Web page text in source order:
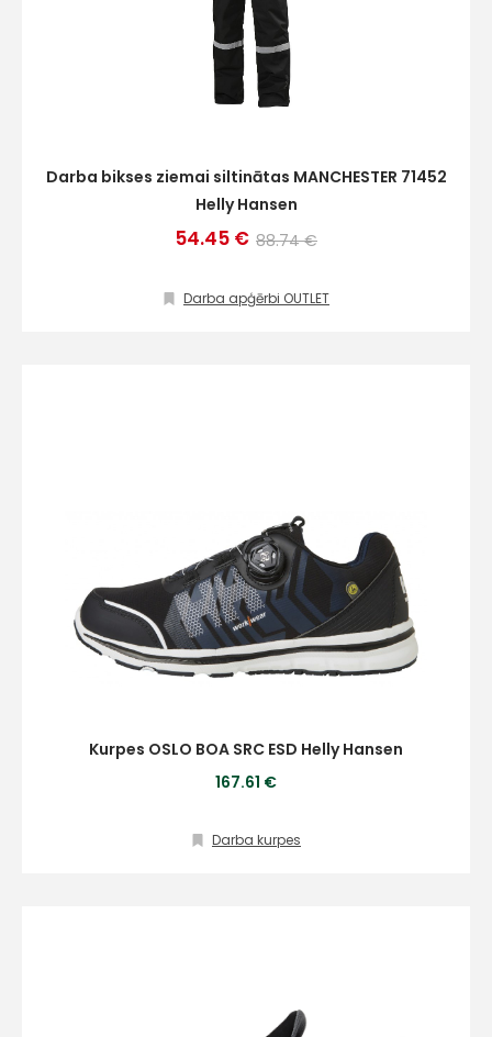
Darba bikses ziemai siltinātas MANCHESTER 71452
Helly Hansen
54.45 € 88.74 €
Darba apģērbi OUTLET
Kurpes OSLO BOA SRC ESD Helly Hansen
167.61 €
Darba kurpes